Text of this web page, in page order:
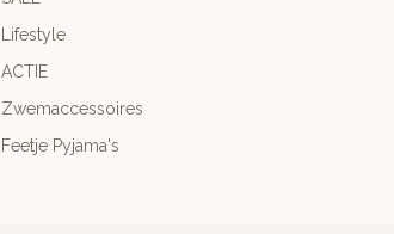
Lifestyle
ACTIE
Zwemaccessoires
Feetje Pyjama's